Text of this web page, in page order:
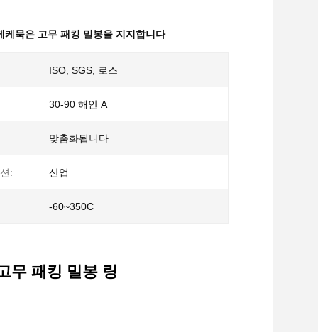
케묵은 고무 패킹 밀봉을 지지합니다
ISO, SGS, 로스
30-90 해안 A
맞춤화됩니다
: 산업
-60~350C
무 패킹 밀봉 링